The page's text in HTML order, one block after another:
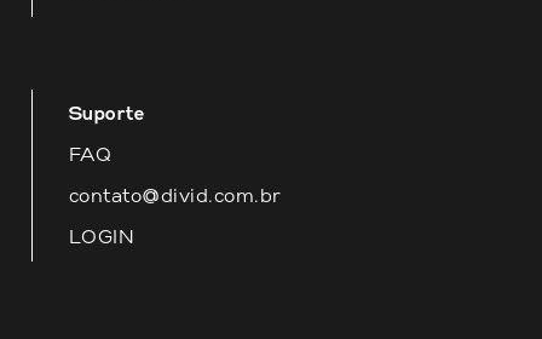
Suporte
FAQ
contato@divid.com.br
LOGIN